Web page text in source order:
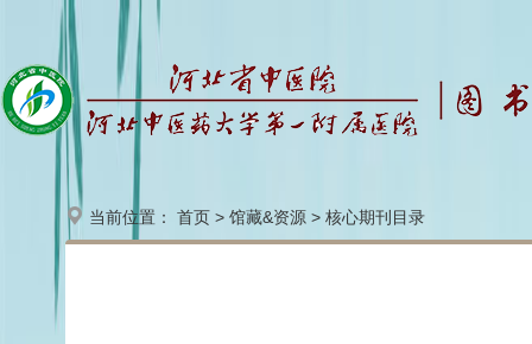
当前位置： 首页 > 馆藏&资源 > 核心期刊目录